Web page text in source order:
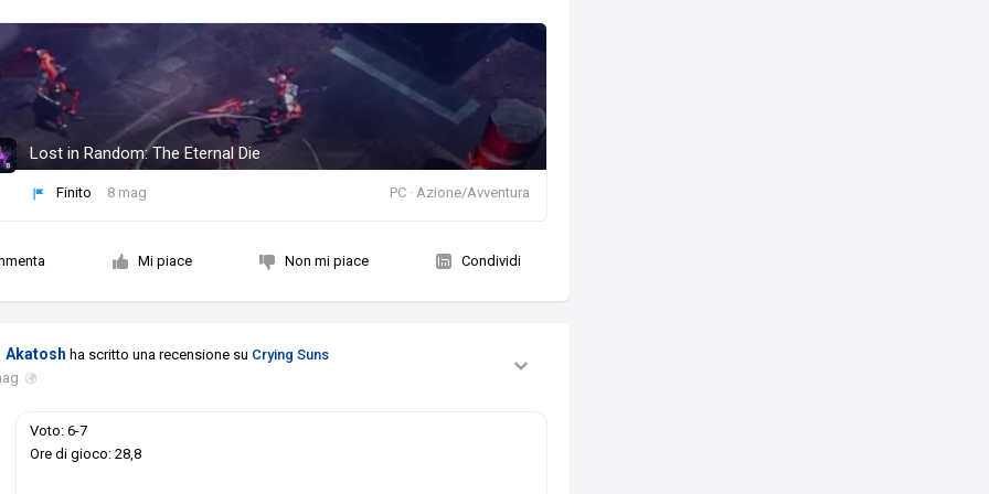
Lost in Random: The Eternal Die
Finito 8 mag PC · Azione/Avventura
Mi piace Non mi piace Condividi
Akatosh ha scritto una recensione su Crying Suns
Voto: 6-7
Ore di gioco: 28,8